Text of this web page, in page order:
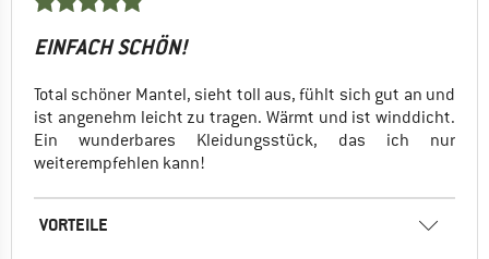
EINFACH SCHÖN!
Total schöner Mantel, sieht toll aus, fühlt sich gut an und
ist angenehm leicht zu tragen. Wärmt und ist winddicht.
Ein wunderbares Kleidungsstück, das ich nur
weiterempfehlen kann!
VORTEILE